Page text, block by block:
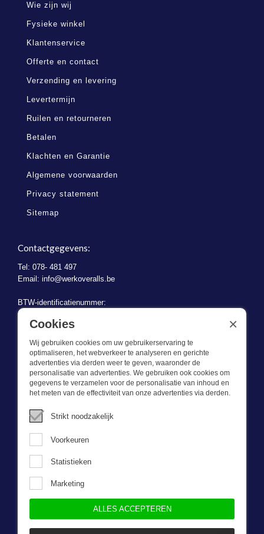
Wie zijn wij
Fysieke winkel
Klantenservice
Offerte en contact
Verzending en levering
Levertermijn
Ruilen en retourneren
Betalen
Klachten en Garantie
Algemene voorwaarden
Privacy statement
Sitemap
Contactgegevens:
Tel: 078- 481 497
Email: info@werkoveralls.be
BTW-identificatienummer:
BE 0721.730.280
Wat we doen
Deze webshop is onderdeel van BEVAZET BV. Bevazet levert al
sinds 1983 bedrijfskleding aan grote en kleinere ondernemingen.
We hebben een eigen winkel/showroom in Brandwijk. Onze klanten
bieden we kwalitatief goede en sterke bedrijfskleding tegen een
scherpe prijs. Onze service is snel, we zijn voorraadhoudend,
eigen ontwerpster. Neem gerust contact met ons op.
Cookies
Wij gebruiken cookies om uw gebruikerservaring te
optimaliseren, het webverkeer te analyseren en gerichte
advertenties via derden weer te geven, waaronder de
personalisatie van advertenties. We gebruiken ook cookies om
gegevens te verzamelen voor de personalisatie van inhoud en
het meten van de effectiviteit van onze advertenties via derden.
Strikt noodzakelijk
Voorkeuren
Statistieken
Marketing
ALLES ACCEPTEREN
×